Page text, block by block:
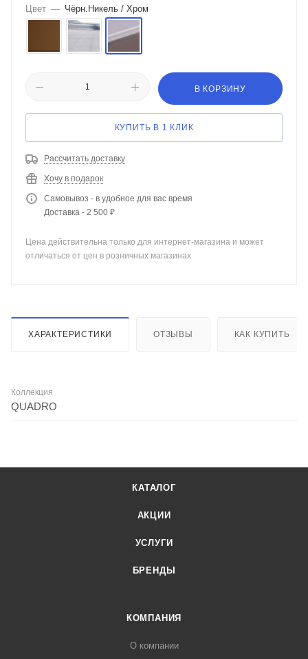
Цвет — Чёрн.Никель / Хром
В КОРЗИНУ
КУПИТЬ В 1 КЛИК
Рассчитать доставку
Хочу в подарок
Самовывоз - в удобное для вас время
Доставка - 2 500 ₽
Цена действительна только для интернет-магазина и может
отличаться от цен в розничных магазинах
ХАРАКТЕРИСТИКИ ОТЗЫВЫ КАК КУПИТЬ
Коллекция
QUADRO
КАТАЛОГ
АКЦИИ
УСЛУГИ
БРЕНДЫ
КОМПАНИЯ
О компании